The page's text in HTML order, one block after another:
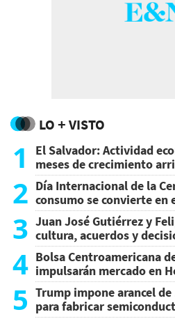
LO + VISTO
1
El Salvador: Actividad
meses de crecimiento
2 Día Internacional de la
consumo se convierte en
3 Juan José Gutiérrez y
cultura, acuerdos y
4 Bolsa Centroamericana
impulsarán mercado en
5 Trump impone arancel
para fabricar